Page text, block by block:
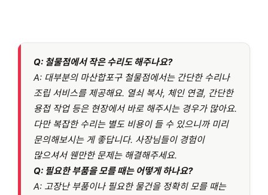
Q: 철물점에서 작은 수리도 해주나요?
A: 대부분의 마산합포구 철물점에서는 간단한 수리나
조립 서비스를 제공해요. 열쇠 복사, 체인 연결, 간단한
용접 작업 등은 현장에서 바로 해주시는 경우가 많아요.
다만 복잡한 수리는 별도 비용이 들 수 있으니까 미리
문의해보시는 게 좋답니다. 사장님들이 경험이
많으셔서 웬만한 문제는 해결해주세요.
Q: 필요한 부품을 모를 때는 어떻게 하나요?
A: 고장난 부품이나 필요한 물건을 정확히 모를 때는